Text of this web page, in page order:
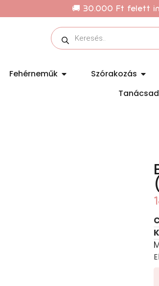
🚚 30.000 Ft felett
Fehérneműk Szórakozás